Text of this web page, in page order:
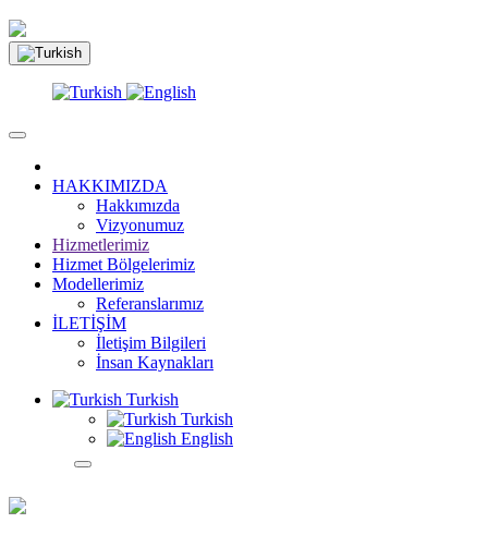
HAKKIMIZDA
Hakkımızda
Vizyonumuz
Hizmetlerimiz
Hizmet Bölgelerimiz
Modellerimiz
Referanslarımız
İLETİŞİM
İletişim Bilgileri
İnsan Kaynakları
Turkish
Turkish
English